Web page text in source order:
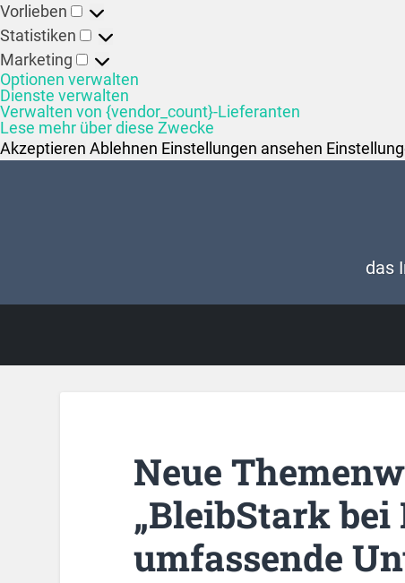
Vorlieben
Statistiken
Marketing
Optionen verwalten
Dienste verwalten
Verwalten von {vendor_count}-Lieferanten
Lese mehr über diese Zwecke
Akzeptieren Ablehnen Einstellungen ansehen
das
Neue
„BleibStark bei
umfassende